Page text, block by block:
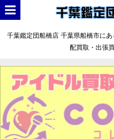
千葉鑑定団船橋店 千葉県船橋市に
配買取・出張